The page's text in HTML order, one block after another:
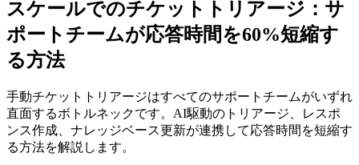
スケールでのチケットトリアージ：サ
ポートチームが応答時間を60%短縮す
る方法
手動チケットトリアージはすべてのサポートチームがいずれ
直面するボトルネックです。AI駆動のトリアージ、レスポ
ンス作成、ナレッジベース更新が連携して応答時間を短縮す
る方法を解説します。